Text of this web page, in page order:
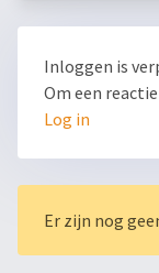
Inloggen is
Om een
Log in
Er zijn nog